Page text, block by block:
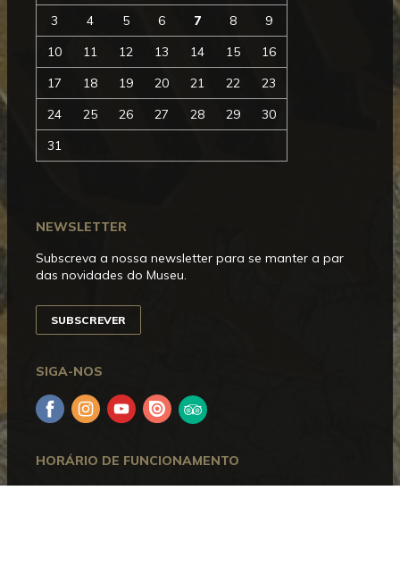
HORÁRIO DE FUNCIONAMENTO
NEWSLETTER
Subscreva a nossa newsletter para se manter a par
das novidades do Museu.
SUBSCREVER
SIGA-NOS
FacebookInstagramYouTube
Issuu Trip
Advisor
3
4 5 6 7 8
9
10
11 12 13 14 15
16
17
18 19 20 21 22
23
24
25 26 27 28 29
30
31